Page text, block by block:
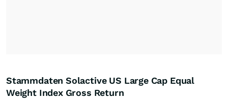
Stammdaten Solactive US Large Cap Equal
Weight Index Gross Return